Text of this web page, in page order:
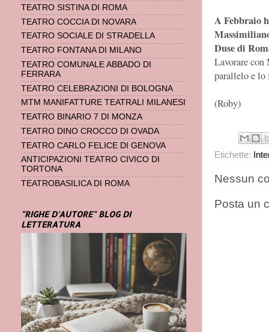
A Febbraio
Duse di
Lavorare
parallelo e lo
(Roby)
Etichette:
Nessun
Posta un
TEATRO SISTINA DI ROMA
TEATRO COCCIA DI NOVARA
TEATRO SOCIALE DI STRADELLA
TEATRO FONTANA DI MILANO
TEATRO COMUNALE ABBADO DI
FERRARA
TEATRO CELEBRAZIONI DI BOLOGNA
MTM MANIFATTURE TEATRALI MILANESI
TEATRO BINARIO 7 DI MONZA
TEATRO DINO CROCCO DI OVADA
TEATRO CARLO FELICE DI GENOVA
ANTICIPAZIONI TEATRO CIVICO DI
TORTONA
TEATROBASILICA DI ROMA
"RIGHE D'AUTORE" BLOG DI
LETTERATURA